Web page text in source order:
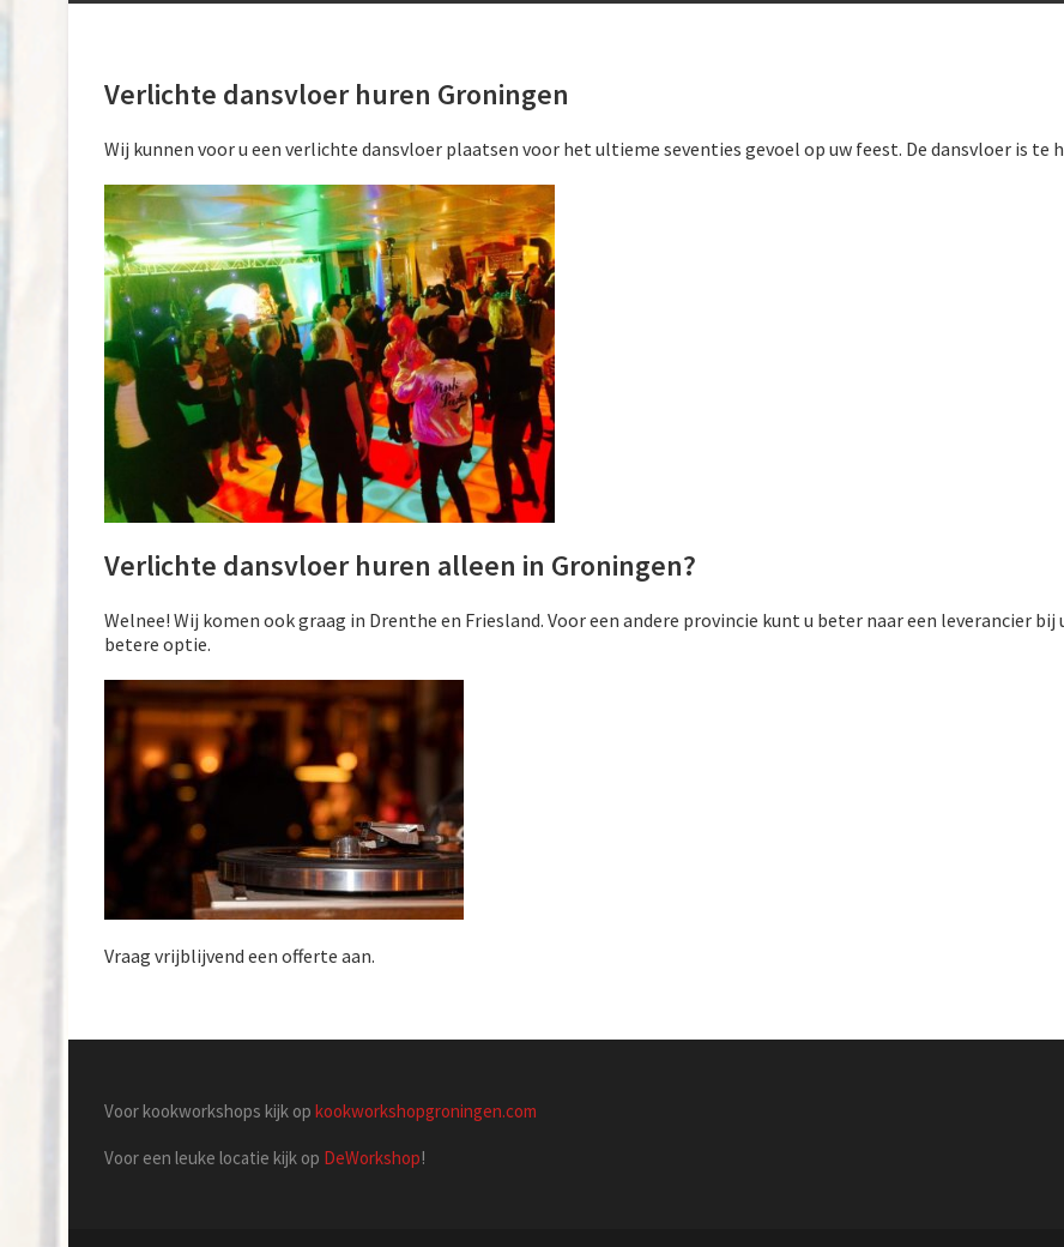
Verlichte dansvloer huren Groningen
Wij kunnen voor u een verlichte dansvloer plaatsen voor het ultieme seventies gevoel op uw feest. De dansvloer is te
Verlichte dansvloer huren alleen in Groningen?
Welnee! Wij komen ook graag in Drenthe en Friesland. Voor een andere provincie kunt u beter naar een leverancier
betere optie.
Vraag vrijblijvend een offerte aan.
Voor kookworkshops kijk op kookworkshopgroningen.com
Voor een leuke locatie kijk op DeWorkshop!